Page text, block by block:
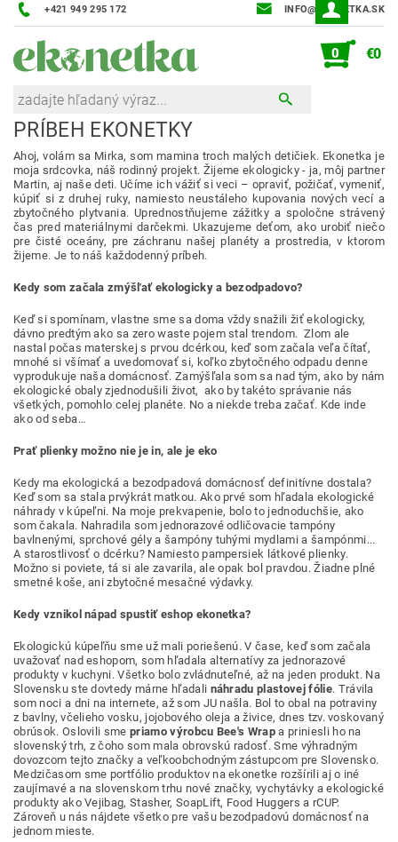
+421 949 295 172 INFO@EKONETKA.SK
0 €0
PRÍBEH EKONETKY
Ahoj, volám sa Mirka, som mamina troch malých detičiek. Ekonetka je
moja srdcovka, náš rodinný projekt. Žijeme ekologicky - ja, môj partner
Martin, aj naše deti. Učíme ich vážiť si veci – opraviť, požičať, vymeniť,
kúpiť si z druhej ruky, namiesto neustáleho kupovania nových vecí a
zbytočného plytvania. Uprednostňujeme zážitky a spoločne strávený
čas pred materiálnymi darčekmi. Ukazujeme deťom, ako urobiť niečo
pre čisté oceány, pre záchranu našej planéty a prostredia, v ktorom
žijeme. Je to náš každodenný príbeh.
Kedy som začala zmýšľať ekologicky a bezodpadovo?
Keď si spomínam, vlastne sme sa doma vždy snažili žiť ekologicky,
dávno predtým ako sa zero waste pojem stal trendom. Zlom ale
nastal počas materskej s prvou dcérkou, keď som začala veľa čítať,
mnohé si všímať a uvedomovať si, koľko zbytočného odpadu denne
vyprodukuje naša domácnosť. Zamýšľala som sa nad tým, ako by nám
ekologické obaly zjednodušili život, ako by takéto správanie nás
všetkých, pomohlo celej planéte. No a niekde treba začať. Kde inde
ako od seba…
Prať plienky možno nie je in, ale je eko
Kedy ma ekologická a bezodpadová domácnosť definitívne dostala?
Keď som sa stala prvýkrát matkou. Ako prvé som hľadala ekologické
náhrady v kúpeľni. Na moje prekvapenie, bolo to jednoduchšie, ako
som čakala. Nahradila som jednorazové odličovacie tampóny
bavlnenými, sprchové gély a šampóny tuhými mydlami a šampónmi...
A starostlivosť o dcérku? Namiesto pampersiek látkové plienky.
Možno si poviete, tá si ale zavarila, ale opak bol pravdou. Žiadne plné
smetné koše, ani zbytočné mesačné výdavky.
Kedy vznikol nápad spustiť eshop ekonetka?
Ekologickú kúpeľňu sme už mali poriešenú. V čase, keď som začala
uvažovať nad eshopom, som hľadala alternatívy za jednorazové
produkty v kuchyni. Všetko bolo zvládnuteľné, až na jeden produkt. Na
Slovensku ste dovtedy márne hľadali náhradu plastovej fólie. Trávila
som noci a dni na internete, až som JU našla. Bol to obal na potraviny
z bavlny, včelieho vosku, jojobového oleja a živice, dnes tzv. voskovaný
obrúsok. Oslovili smepriamo výrobcu Bee's Wrap a priniesli ho na
slovenský trh, z čoho som mala obrovskú radosť. Sme výhradným
dovozcom tejto značky a veľkoobchodným zástupcom pre Slovensko.
Medzičasom sme portfólio produktov na ekonetke rozšírili aj o iné
zaujímavé a na slovenskom trhu nové značky, vychytávky a ekologické
produkty ako Vejibag, Stasher, SoapLift, Food Huggers a rCUP.
Zároveň u nás nájdete všetko pre vašu bezodpadovú domácnosť na
jednom mieste.